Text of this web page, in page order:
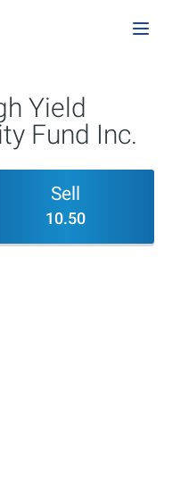
Yield
Fund Inc.
Sell
10.50